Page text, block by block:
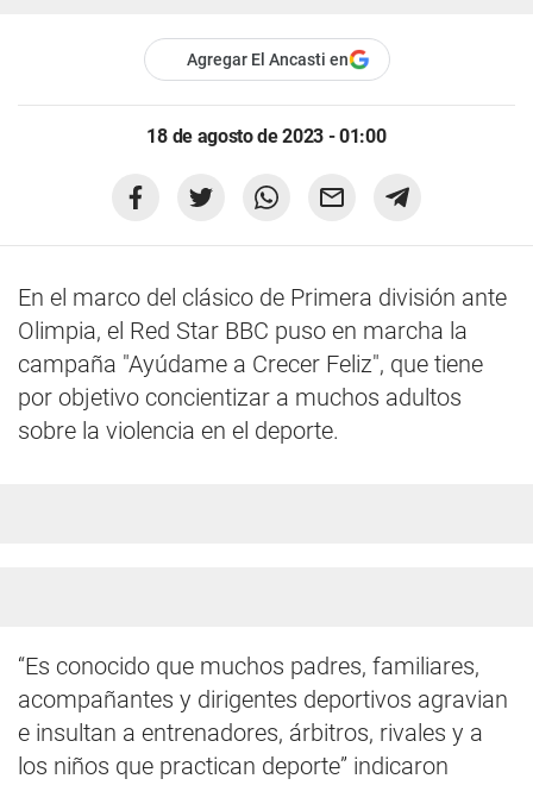
Agregar El Ancasti en
18 de agosto de 2023 - 01:00
En el marco del clásico de Primera división ante
Olimpia, el Red Star BBC puso en marcha la
campaña "Ayúdame a Crecer Feliz", que tiene
por objetivo concientizar a muchos adultos
sobre la violencia en el deporte.
“Es conocido que muchos padres, familiares,
acompañantes y dirigentes deportivos agravian
e insultan a entrenadores, árbitros, rivales y a
los niños que practican deporte” indicaron